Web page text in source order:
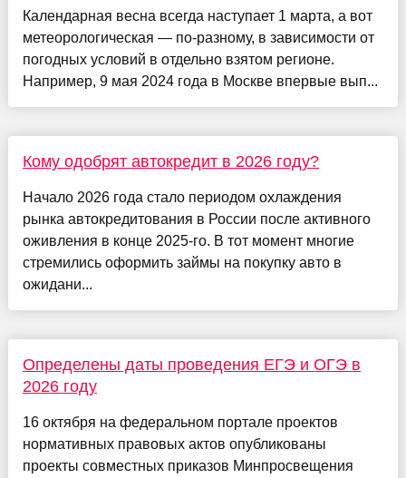
Календарная весна всегда наступает 1 марта, а вот
метеорологическая — по-разному, в зависимости от
погодных условий в отдельно взятом регионе.
Например, 9 мая 2024 года в Москве впервые вып...
Кому одобрят автокредит в 2026 году?
Начало 2026 года стало периодом охлаждения
рынка автокредитования в России после активного
оживления в конце 2025-го. В тот момент многие
стремились оформить займы на покупку авто в
ожидани...
Определены даты проведения ЕГЭ и ОГЭ в
2026 году
16 октября на федеральном портале проектов
нормативных правовых актов опубликованы
проекты совместных приказов Минпросвещения